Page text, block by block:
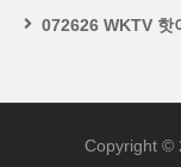
072626 WKTV 핫
Copyright ©